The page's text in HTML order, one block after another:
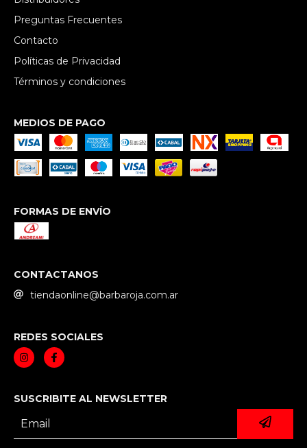
Preguntas Frecuentes
Contacto
Políticas de Privacidad
Términos y condiciones
MEDIOS DE PAGO
FORMAS DE ENVÍO
CONTACTANOS
tiendaonline@barbaroja.com.ar
REDES SOCIALES
SUSCRIBITE AL NEWSLETTER